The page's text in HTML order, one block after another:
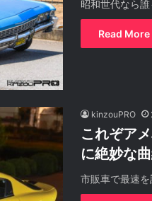
昭和世代なら
Read More
kinzouPRO
これぞア
に絶妙な
市販車で最速